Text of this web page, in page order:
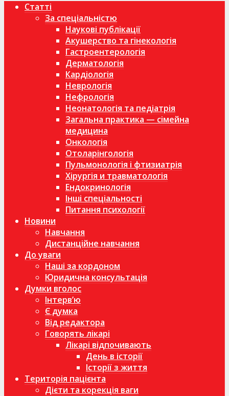
Статті
За спеціальністю
Наукові публікації
Акушерство та гінекологія
Гастроентерологія
Дерматологія
Кардіологія
Неврологія
Нефрологія
Неонатологія та педіатрія
Загальна практика — сімейна
медицина
Онкологія
Отоларінгологія
Пульмонологія і фтизиатрія
Хірургія и травматологія
Ендокринологія
Інші спеціальності
Питання психології
Новини
Навчання
Дистанційне навчання
До уваги
Наші за кордоном
Юридична консультація
Думки вголос
Інтерв’ю
Є думка
Від редактора
Говорять лікарі
Лікарі відпочивають
День в історії
Історії з життя
Територія пацієнта
Дієти та корекція ваги